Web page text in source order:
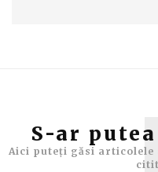
S-ar
Aici puteți găsi articolele